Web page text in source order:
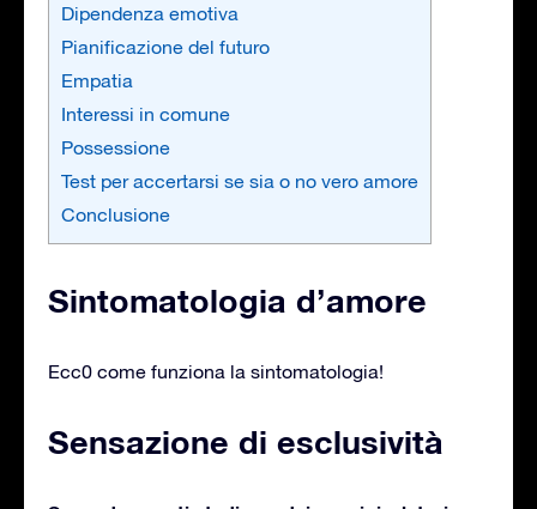
Dipendenza emotiva
Pianificazione del futuro
Empatia
Interessi in comune
Possessione
Test per accertarsi se sia o no vero amore
Conclusione
Sintomatologia d’amore
Ecc0 come funziona la sintomatologia!
Sensazione di esclusività